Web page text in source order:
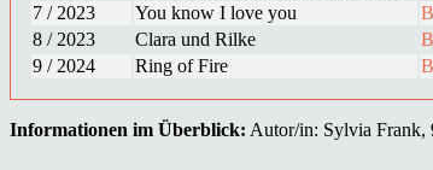
7 / 2023
You know I love you
8 / 2023
Clara und Rilke
9 / 2024
Ring of Fire
Informationen im Überblick: Autor/in: Sylvia Frank,